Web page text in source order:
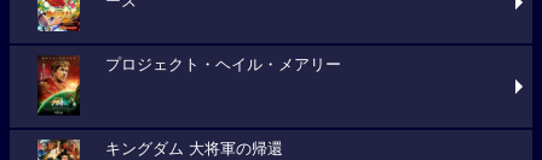
プロジェクト・ヘイル・メアリー
キングダム 大将軍の帰還